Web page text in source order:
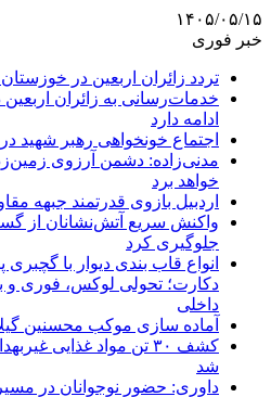
۱۴۰۵/۰۵/۱۵
خبر فوری
تردد زائران اربعین در خوزستان از مرز ۲
خدمات‌رسانی به زائران اربعین
ادامه دارد
اجتماع خونخواهی رهبر شهید
مدنی‌زاده: دشمن آرزوی
خواهد برد
اردبیل بازوی قدرتمند جبهه
واکنش سریع آتش‌نشانان از
جلوگیری کرد
انواع قاب بندی دیوار با
دکارت؛ تحولی لوکس، فوری و
داخلی
آماده سازی موکب محسنین
کشف ۳۰ تن مواد غذایی
شد
داوری: حضور نوجوانان در